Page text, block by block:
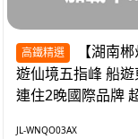
高鐵精選
遊仙境五指峰 船遊
連住2晚國際品牌
JL-WNQO03AX